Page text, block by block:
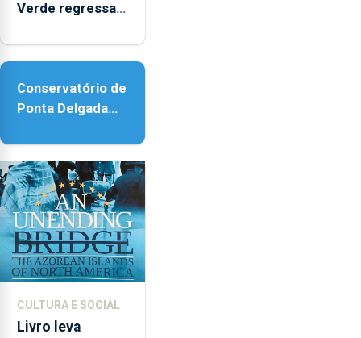
Verde regressa
acessibilidade
Conservatório de
Ponta Delgada
novos
instrumentos
CULTURA E SOCIAL
Livro leva